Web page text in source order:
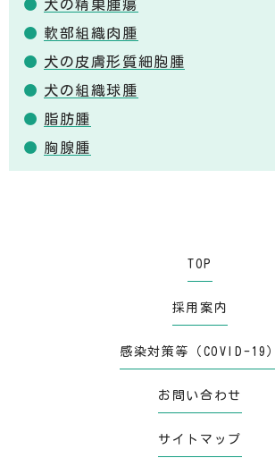
犬の精巣腫瘍
軟部組織肉腫
犬の皮膚形質細胞腫
犬の組織球腫
脂肪腫
胸腺腫
TOP
採用案内
感染対策等（COVID-19）
お問い合わせ
サイトマップ